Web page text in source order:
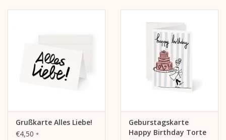
Grußkarte Alles Liebe!
€4,50 *
Geburstagskarte
Happy Birthday Torte